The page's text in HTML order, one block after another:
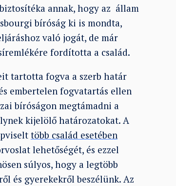
annak, hogy az állam
bíróság ki is mondta,
való jogát, de már
fordította a család.
tartotta fogva a szerb határ
embertelen fogvatartás ellen
bíróságon megtámadni a
kijelölő határozatokat. A
több család esetében
lehetőségét, és ezzel
súlyos, hogy a legtöbb
és gyerekekről beszélünk. Az